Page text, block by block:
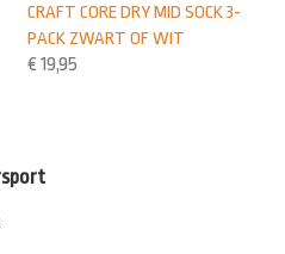
CRAFT CORE DRY MID SOCK 3-
PACK ZWART OF WIT
€ 19,95